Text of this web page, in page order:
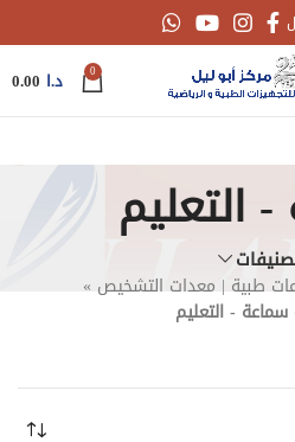
0 د.ا 0.00
التعليم
طبية | معدات التشخيص»
سماعة - التعليم